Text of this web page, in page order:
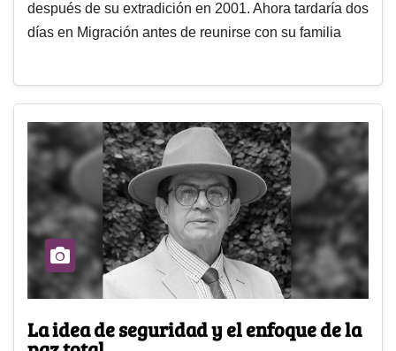
después de su extradición en 2001. Ahora tardaría dos
días en Migración antes de reunirse con su familia
La idea de seguridad y el enfoque de la